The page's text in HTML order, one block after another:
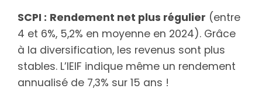
SCPI : Rendement net plus régulier (entre
4 et 6%, 5,2% en moyenne en 2024). Grâce
à la diversification, les revenus sont plus
stables. L’IEIF indique même un rendement
annualisé de 7,3% sur 15 ans !